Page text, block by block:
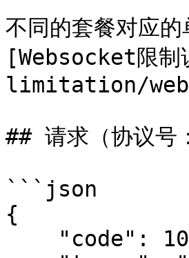
不同的套餐对应
[Websocket
limitation/
## 请求（协议号
```json
{